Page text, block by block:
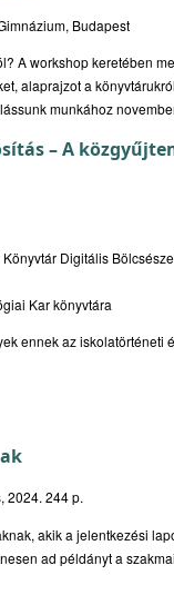
Budapest
A workshop keretében
alaprajzot a
munkához
– A
Digitális
Kar könyvtára
ennek az iskolatörténeti
2024. 244 p.
akik a jelentkezési
ad példányt a